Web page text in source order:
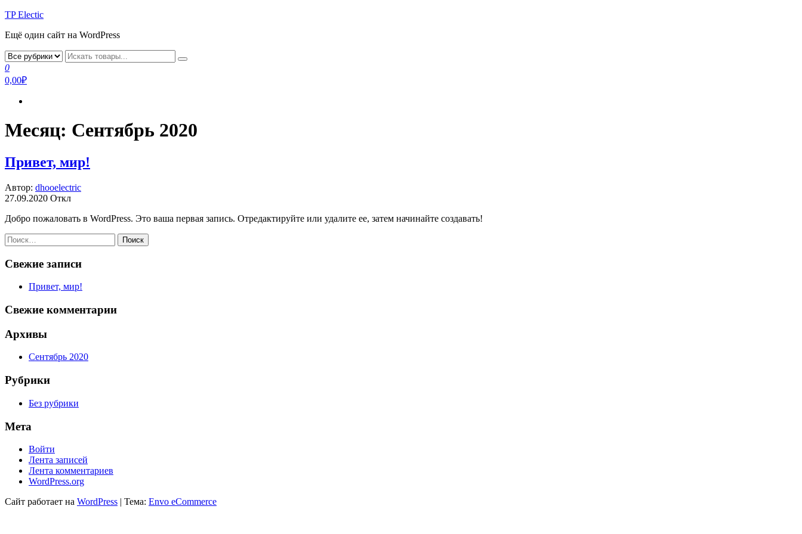
TP Electic
Ещё один сайт на WordPress
0
0,00₽
Месяц: Сентябрь 2020
Привет, мир!
Автор: dhooelectric
27.09.2020 Откл
Добро пожаловать в WordPress. Это ваша первая запись. Отредактируйте или удалите ее, затем начинайте создавать!
Найти:
Свежие записи
Привет, мир!
Свежие комментарии
Архивы
Сентябрь 2020
Рубрики
Без рубрики
Мета
Войти
Лента записей
Лента комментариев
WordPress.org
Сайт работает на WordPress | Тема: Envo eCommerce